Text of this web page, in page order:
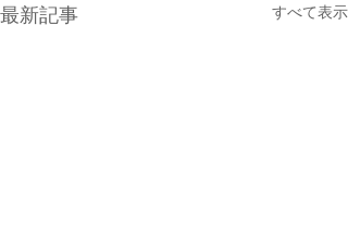
最新記事 すべて表示